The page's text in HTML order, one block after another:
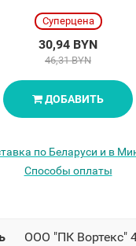
Суперцена
30,94 BYN
46,31 BYN
ДОБАВИТЬ
по Беларуси и в
Способы оплаты
OOO "ПК Вортекс"